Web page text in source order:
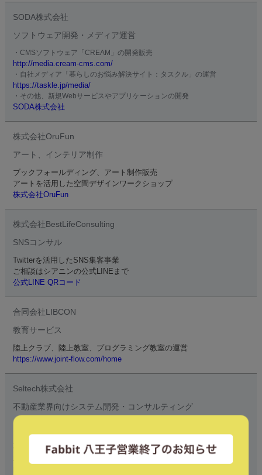
SODA株式会社
ソフトウェア開発・メディア運営
・CMSソフトウェア「CREAM」の開発販売
http://media.cream-cms.com/
・自社メディア「暮らしのお悩み解決サイト：タスクル」の運営
https://taskle.jp/media/
・その他、新規Webサービスやアプリケーションの開発
SODA株式会社
株式会社OruFun
アート、インテリア制作
ブックフォールディング、アート制作販売
アートを活用した空間デザインワークショップ
株式会社OruFun
株式会社BestLifeConsulting
SNSコンサル
Twitterを活用したSNS集客事業
ご相談はシアニンの公式LINEまで
公式LINE QRコード
合同会社LIBCON
教育サービス
陸上クラブ、陸上教室、プログラミング教室の運営
https://www.joint-flow.com/home
Seltech株式会社
不動産業界向けシステム開発・コンサルティング
テム」の提供
不動産業界のDX化コンサルティング
新規事業の導入支援、自動化による業務効率向上、コスト削減・収益